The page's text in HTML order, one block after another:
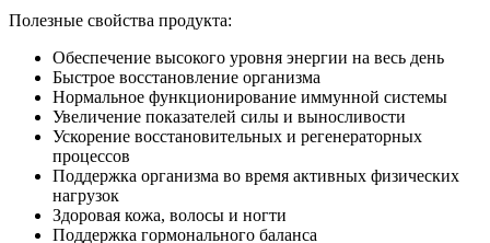
Полезные свойства продукта:
Обеспечение высокого уровня энергии на весь день
Быстрое восстановление организма
Нормальное функционирование иммунной системы
Увеличение показателей силы и выносливости
Ускорение восстановительных и регенераторных
процессов
Поддержка организма во время активных физических
нагрузок
Здоровая кожа, волосы и ногти
Поддержка гормонального баланса